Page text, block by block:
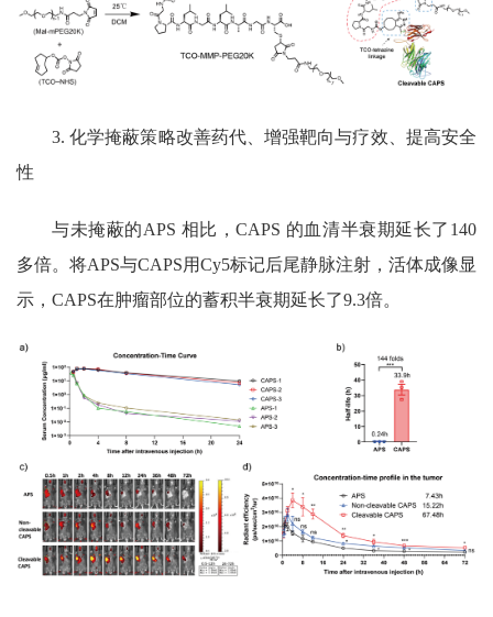
3.化学掩蔽策略改善药代、增强靶向与疗效、提高安全
性
与未掩蔽的APS 相比，CAPS 的血清半衰期延长了 140
多倍。将APS与CAPS用Cy5标记后尾静脉注射，活体成像显
示， CAPS在肿瘤部位的蓄积半衰期延长了9.3倍。